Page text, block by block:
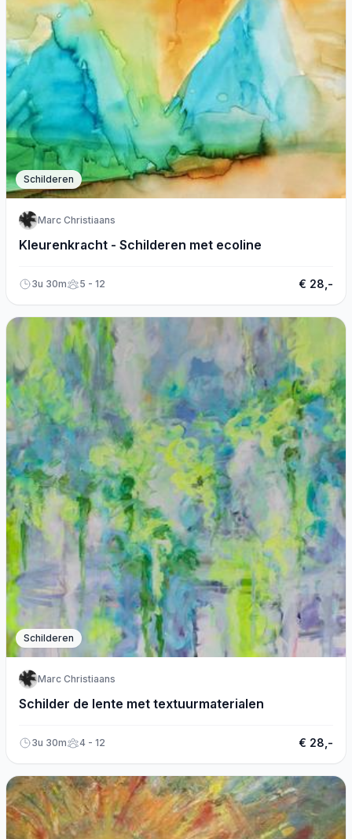
Schilderen
Marc Christiaans
Kleurenkracht - Schilderen met ecoline
3u 30m 5 - 12 € 28,-
Schilderen
Marc Christiaans
Schilder de lente met textuurmaterialen
3u 30m 4 - 12 € 28,-